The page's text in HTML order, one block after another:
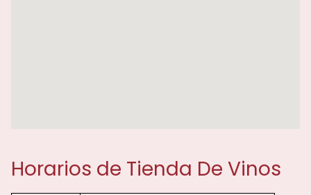
Horarios de Tienda De Vinos